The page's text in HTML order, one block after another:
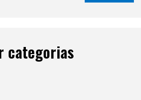
categorias